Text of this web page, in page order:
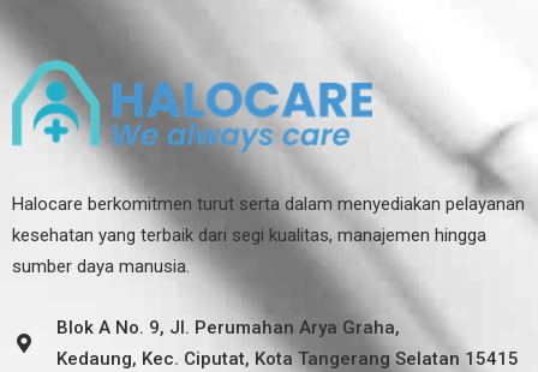
Halocare berkomitmen turut serta dalam menyediakan pelayanan
kesehatan yang terbaik dari segi kualitas, manajemen hingga
sumber daya manusia.
Blok A No. 9, Jl. Perumahan Arya Graha,
Kedaung, Kec. Ciputat, Kota Tangerang Selatan 15415